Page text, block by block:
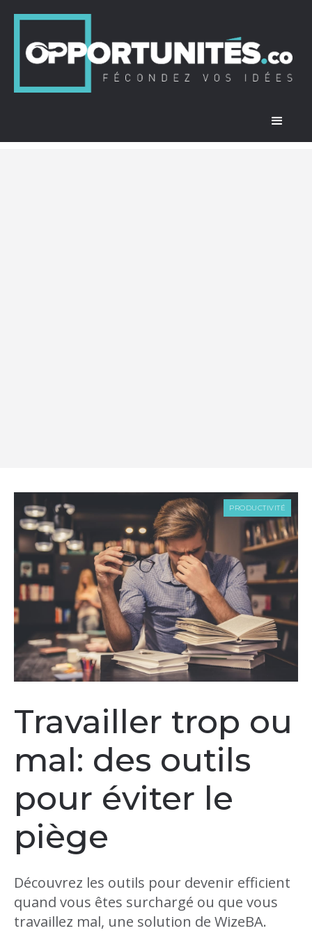
PRODUCTIVITÉ
Travailler trop ou
mal: des outils
pour éviter le
piège
Découvrez les outils pour devenir efficient
quand vous êtes surchargé ou que vous
travaillez mal, une solution de WizeBA.